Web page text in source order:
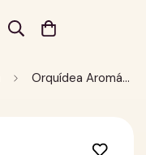
Orquídea Aromática de Canela